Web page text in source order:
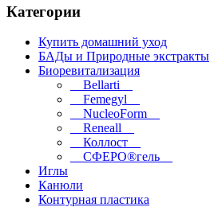
Категории
Купить домашний уход
БАДы и Природные экстракты
Биоревитализация
__Bellarti__
__Femegyl__
__NucleoForm__
__Reneall__
__Коллост__
__СФЕРО®гель__
Иглы
Канюли
Контурная пластика